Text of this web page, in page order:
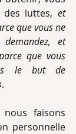
luttes, et
et
.
faisons
personnelle